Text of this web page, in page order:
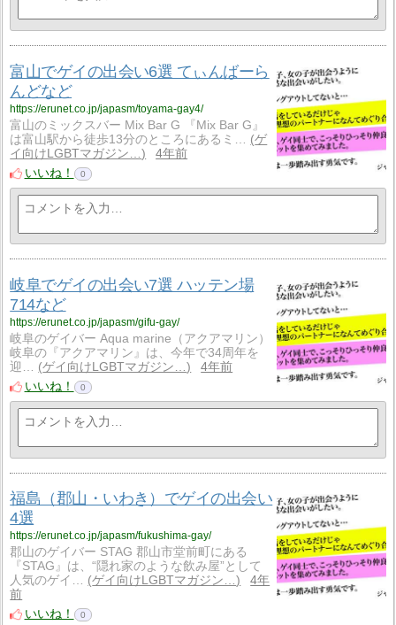
富山でゲイの出会い6選 てぃんばーら
んどなど
https://erunet.co.jp/japasm/toyama-gay4/
富山のミックスバー Mix Bar G 『Mix Bar G』
は富山駅から徒歩13分のところにあるミ…
ゲ
イ向けLGBTマガジン…
4年前
いいね！
0
岐阜でゲイの出会い7選 ハッテン場
714など
https://erunet.co.jp/japasm/gifu-gay/
岐阜のゲイバー Aqua marine（アクアマリン）
岐阜の『アクアマリン』は、今年で34周年を
迎…
ゲイ向けLGBTマガジン…
4年前
いいね！
0
福島（郡山・いわき）でゲイの出会い
4選
https://erunet.co.jp/japasm/fukushima-gay/
郡山のゲイバー STAG 郡山市堂前町にある
『STAG』は、“隠れ家のような飲み屋”として
人気のゲイ…
ゲイ向けLGBTマガジン…
4年
前
いいね！
0